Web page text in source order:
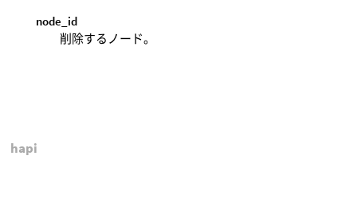
node_id
削除するノード。
hapi